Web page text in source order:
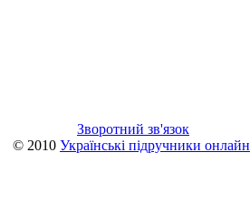
Зворотний зв'язок
© 2010 Українські підручники онлайн